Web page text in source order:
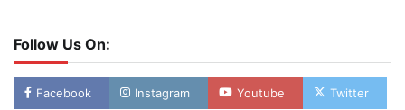
Follow Us On:
Facebook Instagram Youtube Twitter